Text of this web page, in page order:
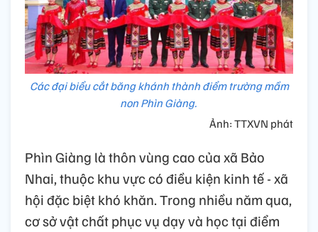
Các đại biểu cắt băng khánh thành điểm trường mầm
non Phìn Giàng.
Ảnh: TTXVN phát
Phìn Giàng là thôn vùng cao của xã Bảo
Nhai, thuộc khu vực có điều kiện kinh tế - xã
hội đặc biệt khó khăn. Trong nhiều năm qua,
cơ sở vật chất phục vụ dạy và học tại điểm